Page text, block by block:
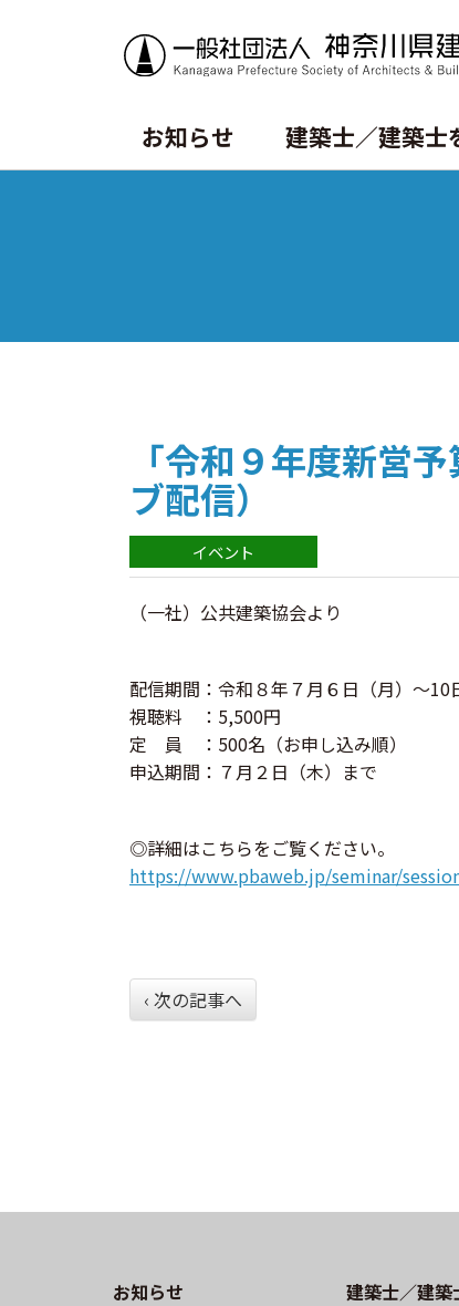
お知らせ 建築士／建築士
「令和９年度新営
ブ配信）
（一社）公共建築協会より
配信期間：令和８年７月６日（月）～10
視聴料 ：5,500円
定 員 ：500名（お申し込み順）
申込期間：７月２日（木）まで
◎詳細はこちらをご覧ください。
https://www.pbaweb.jp/seminar/
‹ 次の記事へ
お知らせ
建築士／建